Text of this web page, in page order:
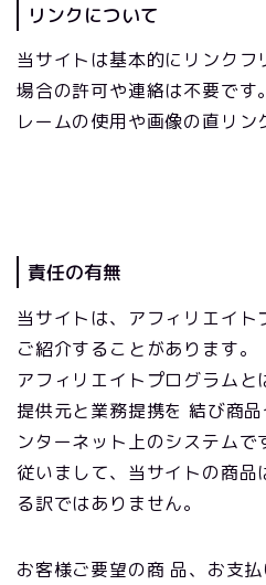
リンクについて
当サイトは基本的にリンクフ
場合の許可や連絡は不要です
レームの使用や画像の直リン
責任の有無
当サイトは、アフィリエイト
ご紹介することがあります。
アフィリエイトプログラム
提供元と業務提携を 結び商
ンターネット上のシステムで
従いまして、当サイトの商品
る訳ではありません。
お客様ご要望の商 品、お支